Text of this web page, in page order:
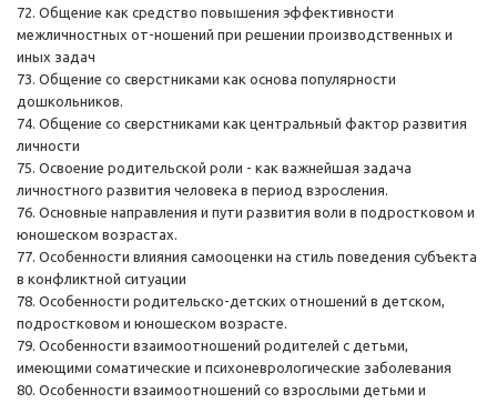
72. Общение как средство повышения эффективности
межличностных от-ношений при решении производственных и
иных задач
73. Общение со сверстниками как основа популярности
дошкольников.
74. Общение со сверстниками как центральный фактор развития
личности
75. Освоение родительской роли - как важнейшая задача
личностного развития человека в период взросления.
76. Основные направления и пути развития воли в подростковом и
юношеском возрастах.
77. Особенности влияния самооценки на стиль поведения субъекта
в конфликтной ситуации
78. Особенности родительско-детских отношений в детском,
подростковом и юношеском возрасте.
79. Особенности взаимоотношений родителей с детьми,
имеющими соматические и психоневрологические заболевания
80. Особенности взаимоотношений со взрослыми детьми и